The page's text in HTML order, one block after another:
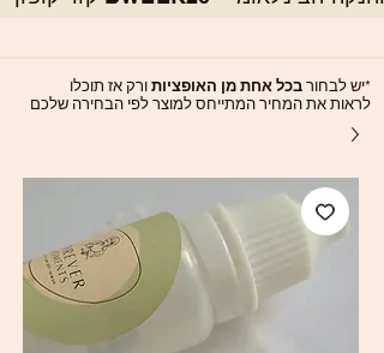
*יש לבחור בכל אחת מן האופציות ורק אז תוכלו
לראות את המחיר המתייחס למוצר לפי הבחירה שלכם